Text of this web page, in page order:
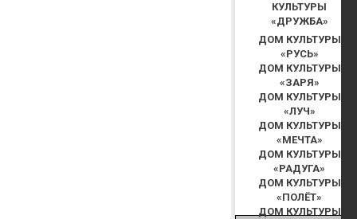
КУЛЬТУРЫ
«ДРУЖБА»
ДОМ КУЛЬТУРЫ
«РУСЬ»
ДОМ КУЛЬТУРЫ
«ЗАРЯ»
ДОМ КУЛЬТУРЫ
«ЛУЧ»
ДОМ КУЛЬТУРЫ
«МЕЧТА»
ДОМ КУЛЬТУРЫ
«РАДУГА»
ДОМ КУЛЬТУРЫ
«ПОЛЁТ»
ДОМ КУЛЬТУРЫ